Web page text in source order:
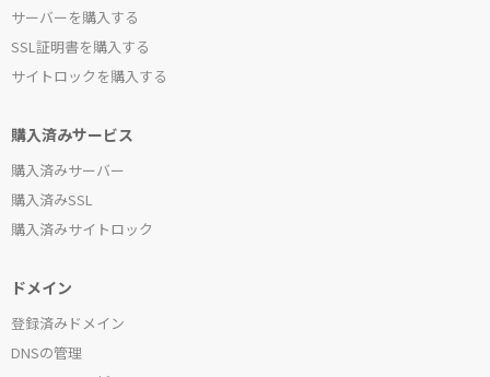
サーバーを購入する
SSL証明書を購入する
サイトロックを購入する
購入済みサービス
購入済みサーバー
購入済みSSL
購入済みサイトロック
ドメイン
登録済みドメイン
DNSの管理